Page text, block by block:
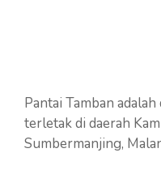
Pantai Tamban
terletak di daerah
Sumbermanjing,